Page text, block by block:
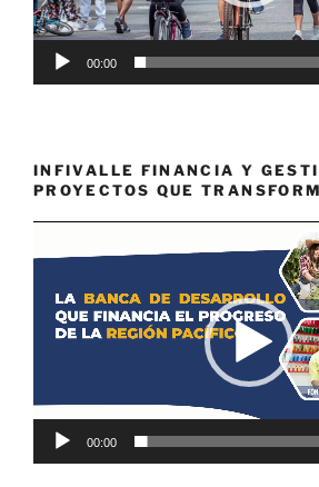
00:00
INFIVALLE FINANCIA Y
PROYECTOS QUE
de
00:00